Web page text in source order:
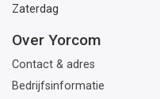
Zaterdag
Over Yorcom
Contact & adres
Bedrijfsinformatie